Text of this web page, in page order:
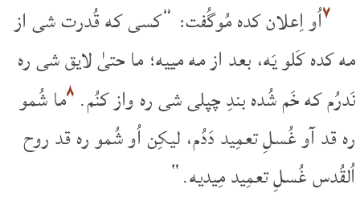
۷اُو اِعلان کده مُوگُفت: ”کسی که قُدرت شی از
مه کده کَلو یَه، بعد از مه مییه؛ ما حتیٰ لایق شی ره
نَدرُم که خَم شُده بندِ چپلی شی ره واز کنُم.۸ما شُمو
ره قد آو غُسلِ تعمِید دَدُم، لیکِن اُو شُمو ره قد روح
اُلقُدس غُسلِ تعمِید مِیدیه.“